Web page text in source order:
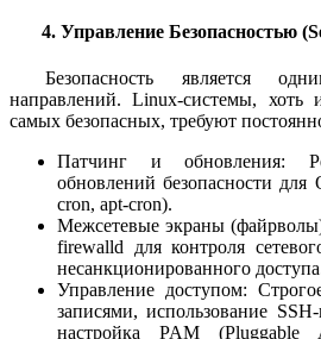
4. Управление Безопасностью
Безопасность является
направлений. Linux-системы,
самых безопасных, требуют
Патчинг и обновления:
обновлений безопасности
cron, apt-cron).
Межсетевые экраны
firewalld для контроля
несанкционированного
Управление доступом:
записями, использование
настройка PAM (Pluggable